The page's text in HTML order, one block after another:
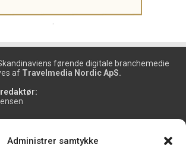
Administrer samtykke
førende digitale branchemedie
af Travelmedia Nordic ApS.